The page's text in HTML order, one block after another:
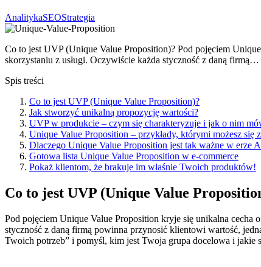
AnalitykaSEOStrategia
Co to jest UVP (Unique Value Proposition)? Pod pojęciem
skorzystaniu z usługi. Oczywiście każda styczność z daną firmą…
Spis treści
Co to jest UVP (Unique Value Proposition)?
Jak stworzyć unikalną propozycję wartości?
UVP w produkcie – czym się charakteryzuje i jak o nim
Unique Value Proposition – przykłady, którymi możesz się
Dlaczego Unique Value Proposition jest tak ważne w erze
Gotowa lista Unique Value Proposition w e-commerce
Pokaż klientom, że brakuje im właśnie Twoich produktów!
Co to jest UVP (Unique Value
Pod pojęciem Unique Value Proposition kryje się unikalna
styczność z daną firmą powinna przynosić klientowi wartość,
Twoich potrzeb” i pomyśl, kim jest Twoja grupa docelowa i jakie